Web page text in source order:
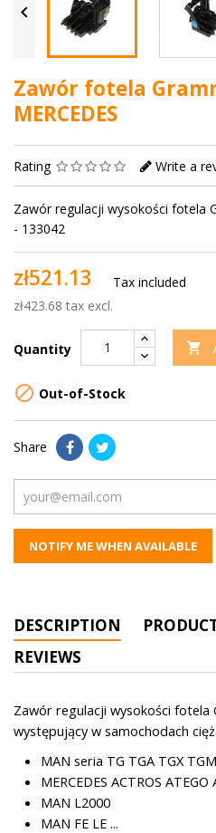

Zawór fotela
MERCEDES
Rating Write a
Zawór regulacji wysokości fotela
- 133042
zł521.13
zł423.68 tax excl.
Tax included
Quantity 
 Out-of-Stock
Share
NOTIFY ME WHEN AVAILABLE
DESCRIPTION
REVIEWS
Zawór regulacji wysokości fotela
występujący w samochodach
MAN seria TG TGA TGX
MERCEDES ACTROS ATEGO
MAN L2000
MAN FE LE ...